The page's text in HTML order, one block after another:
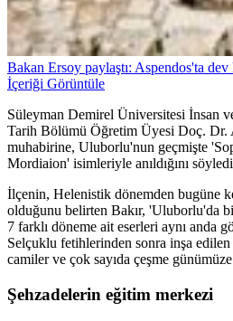
Bakan Ersoy paylaştı: Aspendos'ta dev
İçeriği Görüntüle
Süleyman Demirel Üniversitesi İnsan
Tarih Bölümü Öğretim Üyesi Doç. Dr.
muhabirine, Uluborlu'nun geçmişte
Mordiaion' isimleriyle anıldığını
İlçenin, Helenistik dönemden bugüne
olduğunu belirten Bakır, 'Uluborlu'da
7 farklı döneme ait eserleri aynı anda
Selçuklu fetihlerinden sonra inşa
camiler ve çok sayıda çeşme
Şehzadelerin eğitim merkezi